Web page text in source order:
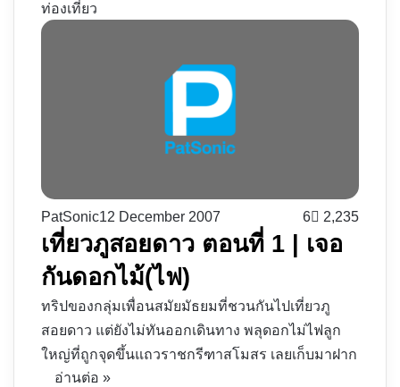
ท่องเที่ยว
PatSonic12 December 2007 6 2,235
เที่ยวภูสอยดาว ตอนที่ 1 | เจอ
กันดอกไม้(ไฟ)
ทริปของกลุ่มเพื่อนสมัยมัธยมที่ชวนกันไปเที่ยวภู
สอยดาว แต่ยังไม่ทันออกเดินทาง พลุดอกไม่ไฟลูก
ใหญ่ที่ถูกจุดขึ้นแถวราชกรีฑาสโมสร เลยเก็บมาฝาก
อ่านต่อ »